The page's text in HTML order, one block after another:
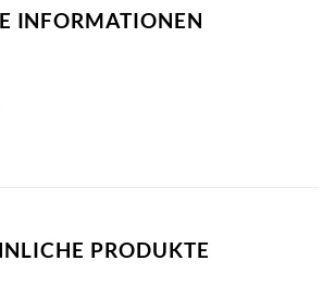
INFORMATIONEN
PRODUKTE